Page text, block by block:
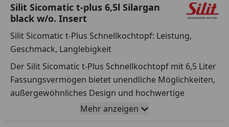
Silit Sicomatic t-plus 6,5l Silargan
black w/o. Insert
Silit Sicomatic t-Plus Schnellkochtopf: Leistung,
Geschmack, Langlebigkeit
Der Silit Sicomatic t-Plus Schnellkochtopf mit 6,5 Liter
Fassungsvermögen bietet unendliche Möglichkeiten,
außergewöhnliches Design und hochwertige
Materialien für schnelle und gesunde Zubereitungen
köstlicher Speisen - egal ob für das Abendessen mit
Mehr anzeigen